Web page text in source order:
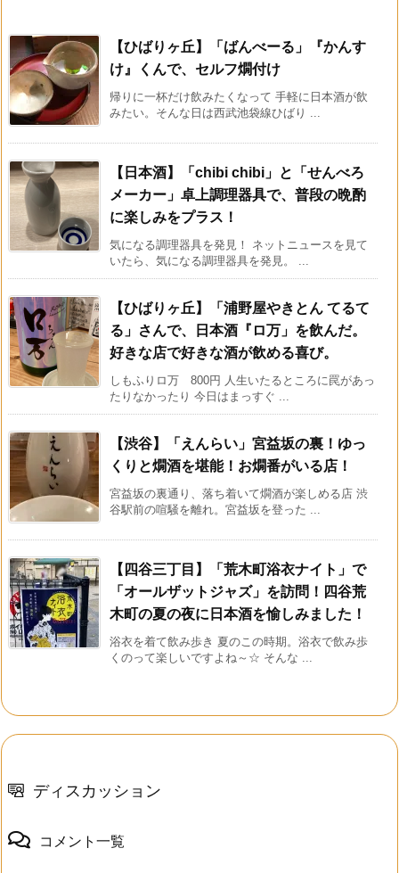
【ひばりヶ丘】「ばんべーる」『かんす
け』くんで、セルフ燗付け
帰りに一杯だけ飲みたくなって 手軽に日本酒が飲
みたい。そんな日は西武池袋線ひばり ...
【日本酒】「chibi chibi」と「せんべろ
メーカー」卓上調理器具で、普段の晩酌
に楽しみをプラス！
気になる調理器具を発見！ ネットニュースを見て
いたら、気になる調理器具を発見。 ...
【ひばりヶ丘】「浦野屋やきとん てるて
る」さんで、日本酒『ロ万」を飲んだ。
好きな店で好きな酒が飲める喜び。
しもふりロ万 800円 人生いたるところに罠があっ
たりなかったり 今日はまっすぐ ...
【渋谷】「えんらい」宮益坂の裏！ゆっ
くりと燗酒を堪能！お燗番がいる店！
宮益坂の裏通り、落ち着いて燗酒が楽しめる店 渋
谷駅前の喧騒を離れ。宮益坂を登った ...
【四谷三丁目】「荒木町浴衣ナイト」で
「オールザットジャズ」を訪問！四谷荒
木町の夏の夜に日本酒を愉しみました！
浴衣を着て飲み歩き 夏のこの時期。浴衣で飲み歩
くのって楽しいですよね～☆ そんな ...
ディスカッション
コメント一覧